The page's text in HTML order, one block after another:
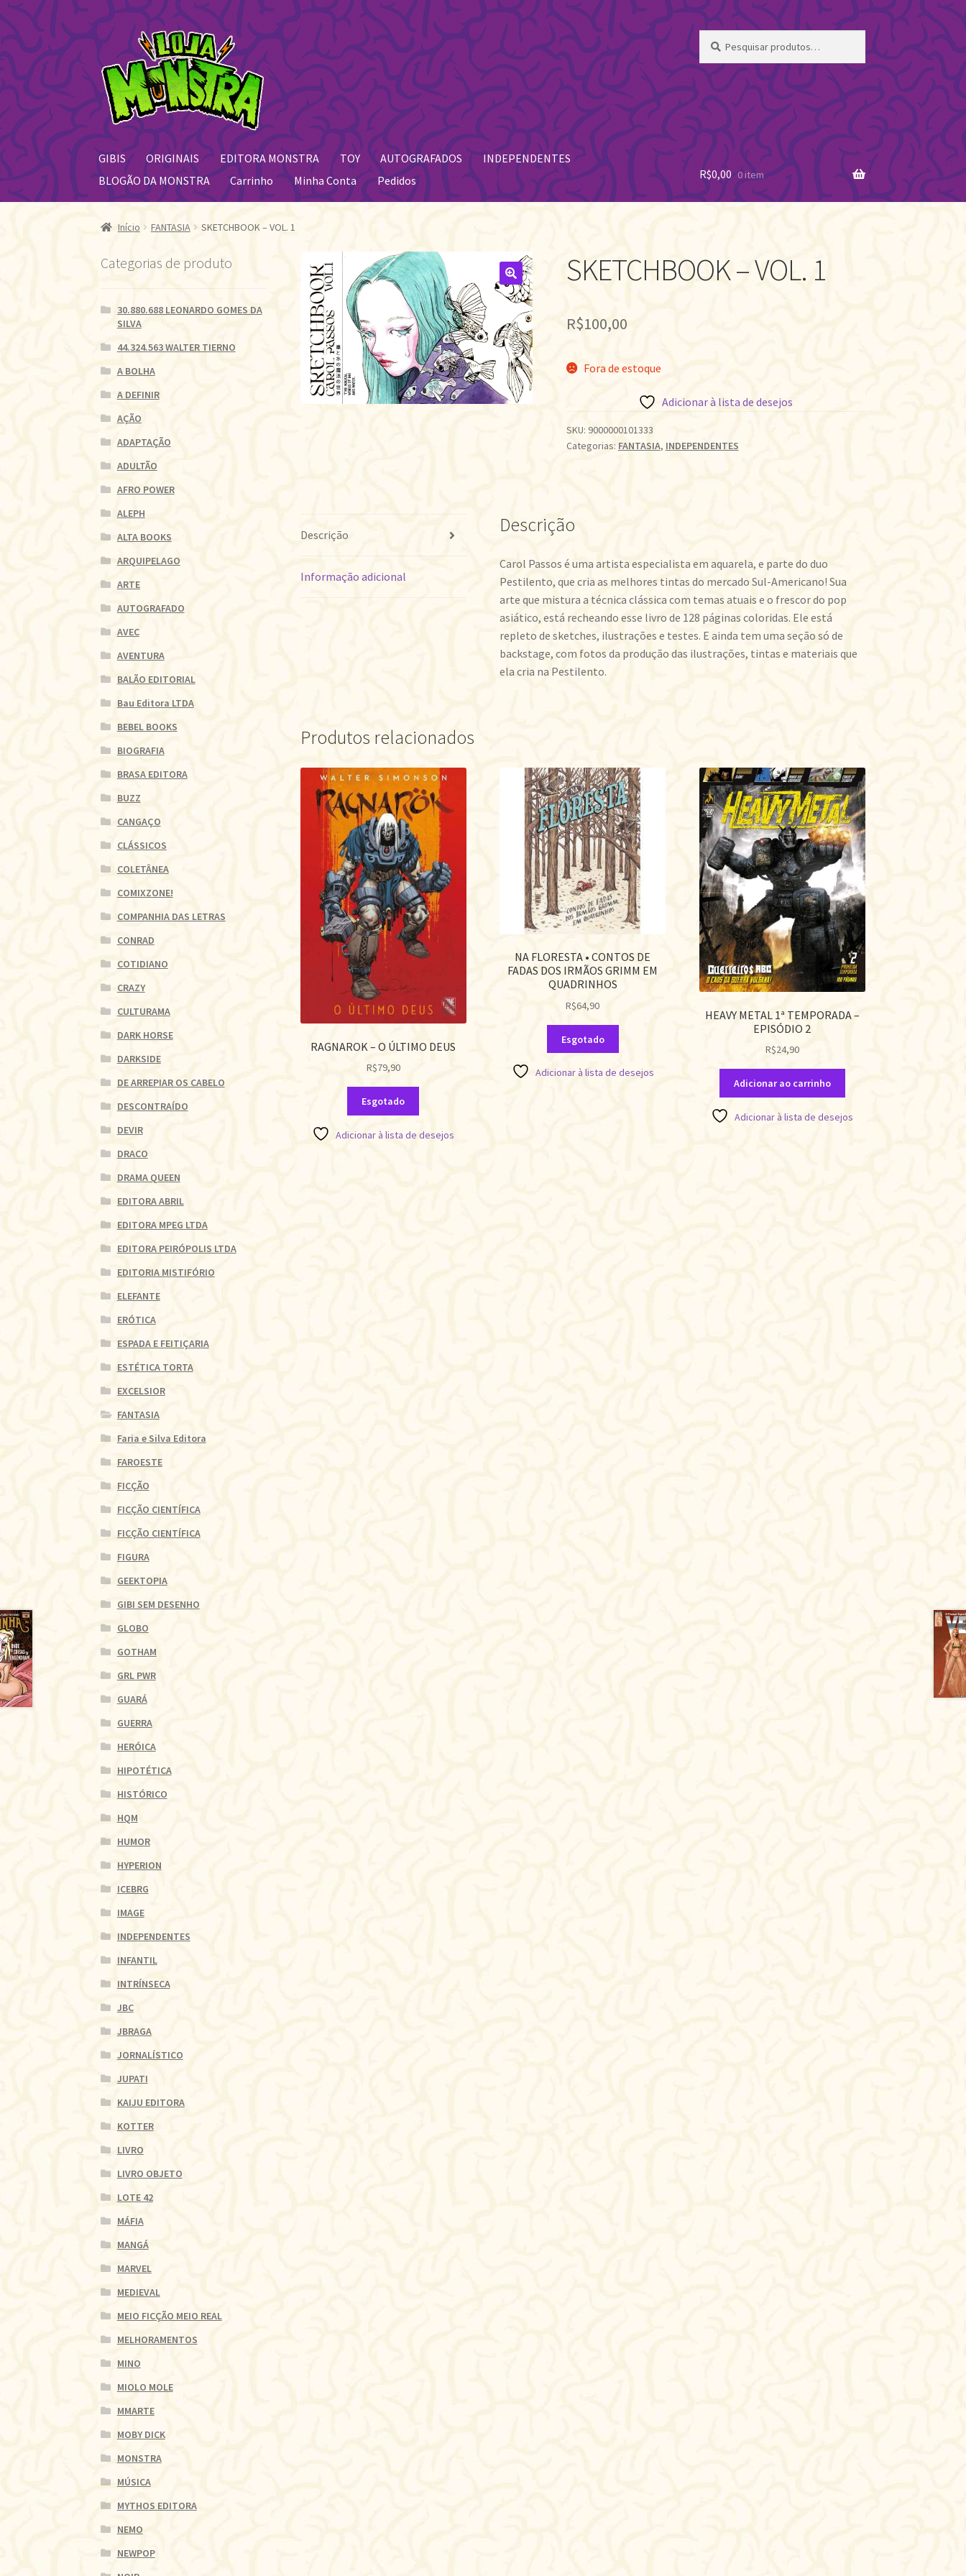
Pular
para
navegação
Pular
para
o
conteúdo
por:
GIBIS ORIGINAIS EDITORA MONSTRA TOY AUTOGRAFADOS
INDEPENDENTES
BLOGÃO DA MONSTRA
Carrinho Minha Conta Pedidos R$0,00 0 item
Início FANTASIA SKETCHBOOK – VOL. 1
🔍
SKETCHBOOK – VOL. 1
R$100,00
Fora de estoque
Adicionar à lista de desejos
SKU: 9000000101333
Categorias: FANTASIA, INDEPENDENTES
Descrição
Informação adicional
Descrição
Carol Passos é uma artista especialista em aquarela, e parte do duo
Pestilento, que cria as melhores tintas do mercado Sul-Americano! Sua
arte que mistura a técnica clássica com temas atuais e o frescor do pop
asiático, está recheando esse livro de 128 páginas coloridas. Ele está
repleto de sketches, ilustrações e testes. E ainda tem uma seção só de
backstage, com fotos da produção das ilustrações, tintas e materiais que
ela cria na Pestilento.
Produtos relacionados
RAGNAROK – O ÚLTIMO DEUS
R$79,90
Esgotado
Adicionar à lista de desejos
NA FLORESTA • CONTOS DE
FADAS DOS IRMÃOS GRIMM EM
QUADRINHOS
R$64,90
Esgotado
Adicionar à lista de desejos
HEAVY METAL 1ª TEMPORADA –
EPISÓDIO 2
R$24,90
Adicionar ao carrinho
Adicionar à lista de desejos
Categorias de produto
30.880.688 LEONARDO GOMES DA
SILVA
44.324.563 WALTER TIERNO
A BOLHA
A DEFINIR
AÇÃO
ADAPTAÇÃO
ADULTÃO
AFRO POWER
ALEPH
ALTA BOOKS
ARQUIPELAGO
ARTE
AUTOGRAFADO
AVEC
AVENTURA
BALÃO EDITORIAL
Bau Editora LTDA
BEBEL BOOKS
BIOGRAFIA
BRASA EDITORA
BUZZ
CANGAÇO
CLÁSSICOS
COLETÂNEA
COMIXZONE!
COMPANHIA DAS LETRAS
CONRAD
COTIDIANO
CRAZY
CULTURAMA
DARK HORSE
DARKSIDE
DE ARREPIAR OS CABELO
DESCONTRAÍDO
DEVIR
DRACO
DRAMA QUEEN
EDITORA ABRIL
EDITORA MPEG LTDA
EDITORA PEIRÓPOLIS LTDA
EDITORIA MISTIFÓRIO
ELEFANTE
ERÓTICA
ESPADA E FEITIÇARIA
ESTÉTICA TORTA
EXCELSIOR
FANTASIA
Faria e Silva Editora
FAROESTE
FICÇÃO
FICÇÃO CIENTÍFICA
FICÇÃO CIENTÍFICA
FIGURA
GEEKTOPIA
GIBI SEM DESENHO
GLOBO
GOTHAM
GRL PWR
GUARÁ
GUERRA
HERÓICA
HIPOTÉTICA
HISTÓRICO
HQM
HUMOR
HYPERION
ICEBRG
IMAGE
INDEPENDENTES
INFANTIL
INTRÍNSECA
JBC
JBRAGA
JORNALÍSTICO
JUPATI
KAIJU EDITORA
KOTTER
LIVRO
LIVRO OBJETO
LOTE 42
MÁFIA
MANGÁ
MARVEL
MEDIEVAL
MEIO FICÇÃO MEIO REAL
MELHORAMENTOS
MINO
MIOLO MOLE
MMARTE
MOBY DICK
MONSTRA
MÚSICA
MYTHOS EDITORA
NEMO
NEWPOP